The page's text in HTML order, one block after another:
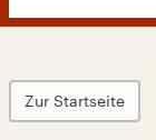
Zur Startseite